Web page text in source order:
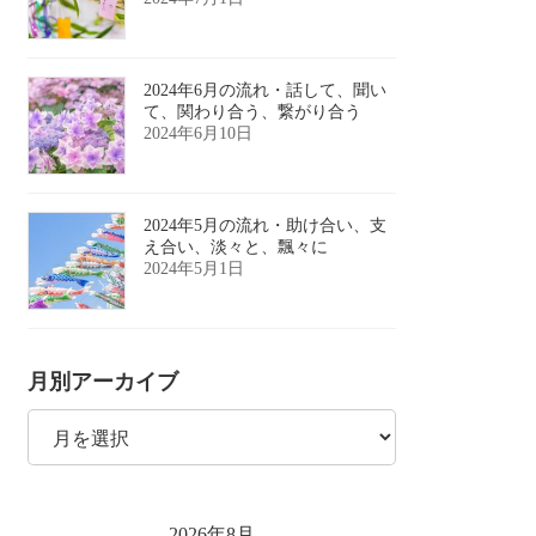
2024年6月の流れ・話して、聞い
て、関わり合う、繋がり合う
2024年6月10日
2024年5月の流れ・助け合い、支
え合い、淡々と、飄々に
2024年5月1日
月別アーカイブ
月
ア